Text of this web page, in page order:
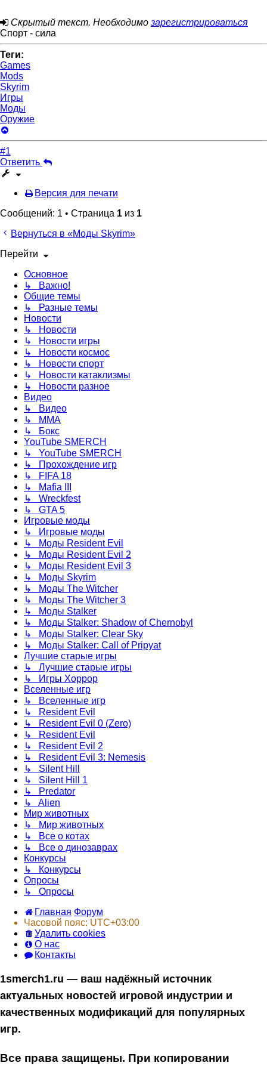
Скрытый текст. Необходимо зарегистрироваться
Спорт - сила
Теги:
Games
Mods
Skyrim
Игры
Моды
Оружие
к
#1
Ответить
Версия для печати
Сообщений: 1 • Страница 1 из 1
Вернуться в «Моды Skyrim»
Перейти
Основное
↳ Важно!
Общие темы
↳ Разные темы
Новости
↳ Новости
↳ Новости игры
↳ Новости космос
↳ Новости спорт
↳ Новости катаклизмы
↳ Новости разное
Видео
↳ Видео
↳ ММА
↳ Бокс
YouTube SMERCH
↳ YouTube SMERCH
↳ Прохождение игр
↳ FIFA 18
↳ Mafia III
↳ Wreckfest
↳ GTA 5
Игровые моды
↳ Игровые моды
↳ Моды Resident Evil
↳ Моды Resident Evil 2
↳ Моды Resident Evil 3
↳ Моды Skyrim
↳ Моды The Witcher
↳ Моды The Witcher 3
↳ Моды Stalker
↳ Моды Stalker: Shadow of Chernobyl
↳ Моды Stalker: Clear Sky
↳ Моды Stalker: Call of Pripyat
Лучшие старые игры
↳ Лучшие старые игры
↳ Игры Хоррор
Вселенные игр
↳ Вселенные игр
↳ Resident Evil
↳ Resident Evil 0 (Zero)
↳ Resident Evil
↳ Resident Evil 2
↳ Resident Evil 3: Nemesis
↳ Silent Hill
↳ Silent Hill 1
↳ Predator
↳ Alien
Мир животных
↳ Мир животных
↳ Все о котах
↳ Все о динозаврах
Конкурсы
↳ Конкурсы
Опросы
↳ Опросы
Главная Форум
Часовой пояс: UTC+03:00
Удалить cookies
О нас
Контакты
1smerch1.ru — ваш надёжный источник
актуальных новостей игровой индустрии и
качественных модификаций для популярных
игр.
Все права защищены. При копировании